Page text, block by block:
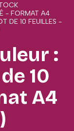
- FORMAT A4
DE 10 FEUILLES -
:
10
A4